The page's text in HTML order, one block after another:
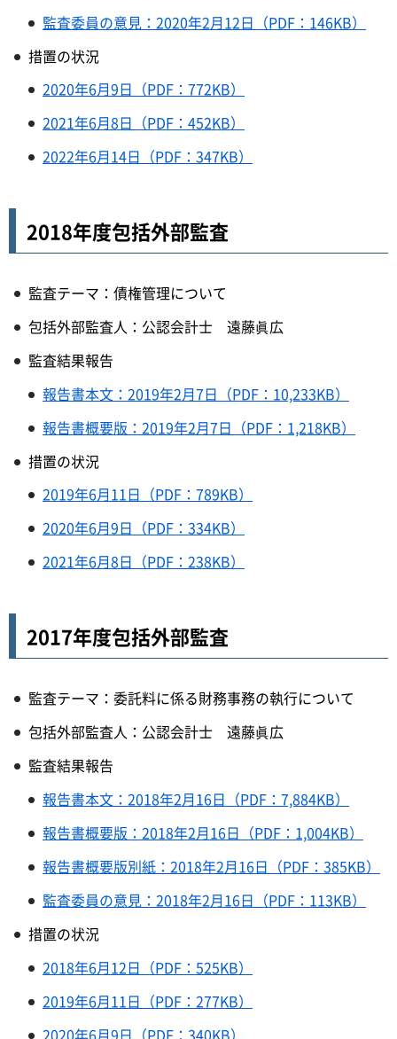
監査委員の意見：2020年2月12日（PDF：146KB）
措置の状況
2020年6月9日（PDF：772KB）
2021年6月8日（PDF：452KB）
2022年6月14日（PDF：347KB）
2018年度包括外部監査
監査テーマ：債権管理について
包括外部監査人：公認会計士 遠藤眞広
監査結果報告
報告書本文：2019年2月7日（PDF：10,233KB）
報告書概要版：2019年2月7日（PDF：1,218KB）
措置の状況
2019年6月11日（PDF：789KB）
2020年6月9日（PDF：334KB）
2021年6月8日（PDF：238KB）
2017年度包括外部監査
監査テーマ：委託料に係る財務事務の執行について
包括外部監査人：公認会計士 遠藤眞広
監査結果報告
報告書本文：2018年2月16日（PDF：7,884KB）
報告書概要版：2018年2月16日（PDF：1,004KB）
報告書概要版別紙：2018年2月16日（PDF：385KB）
監査委員の意見：2018年2月16日（PDF：113KB）
措置の状況
2018年6月12日（PDF：525KB）
2019年6月11日（PDF：277KB）
2020年6月9日（PDF：340KB）